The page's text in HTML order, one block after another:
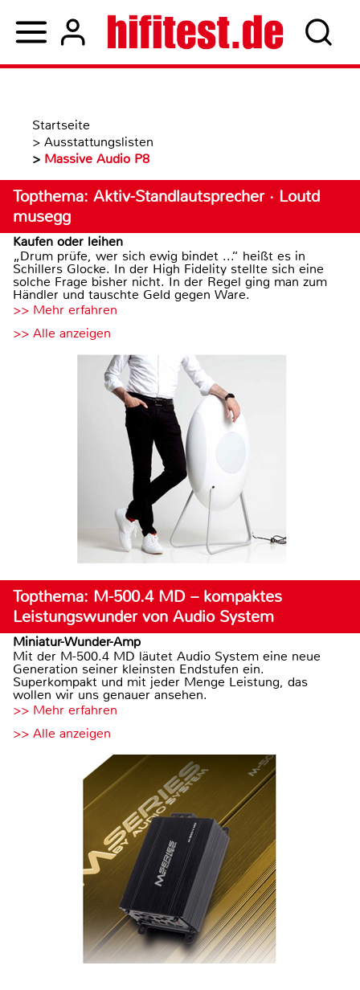
Startseite
> Ausstattungslisten
> Massive Audio P8
Topthema: Aktiv-Standlautsprecher · Loutd
musegg
Kaufen oder leihen
„Drum prüfe, wer sich ewig bindet ...“ heißt es in
Schillers Glocke. In der High Fidelity stellte sich eine
solche Frage bisher nicht. In der Regel ging man zum
Händler und tauschte Geld gegen Ware.
>> Mehr erfahren
>> Alle anzeigen
Topthema: M-500.4 MD – kompaktes
Leistungswunder von Audio System
Miniatur-Wunder-Amp
Mit der M-500.4 MD läutet Audio System eine neue
Generation seiner kleinsten Endstufen ein.
Superkompakt und mit jeder Menge Leistung, das
wollen wir uns genauer ansehen.
>> Mehr erfahren
>> Alle anzeigen